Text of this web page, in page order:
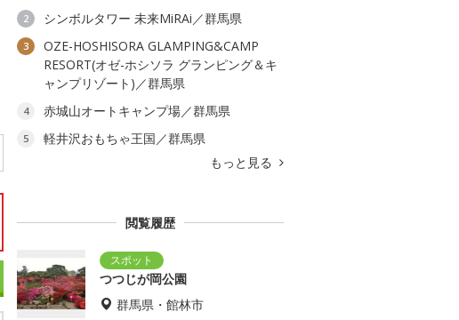
2 シンボルタワー 未来MiRAi／群馬県
3
OZE-HOSHISORA GLAMPING&CAMP
RESORT(オゼ-ホシソラ グランピング＆キ
ャンプリゾート)／群馬県
4 赤城山オートキャンプ場／群馬県
5
軽井沢おもちゃ王国／群馬県
もっと見る
閲覧履歴
つつじが岡公園
群馬県・館林市